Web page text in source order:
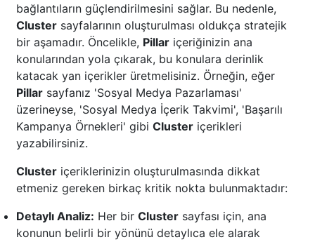
bağlantıların güçlendirilmesini sağlar. Bu nedenle,
Cluster sayfalarının oluşturulması oldukça stratejik
bir aşamadır. Öncelikle, Pillar içeriğinizin ana
konularından yola çıkarak, bu konulara derinlik
katacak yan içerikler üretmelisiniz. Örneğin, eğer
Pillar sayfanız 'Sosyal Medya Pazarlaması'
üzerineyse, 'Sosyal Medya İçerik Takvimi', 'Başarılı
Kampanya Örnekleri' gibi Cluster içerikleri
yazabilirsiniz.
Cluster içeriklerinizin oluşturulmasında dikkat
etmeniz gereken birkaç kritik nokta bulunmaktadır:
Detaylı Analiz: Her bir Cluster sayfası için, ana
konunun belirli bir yönünü detaylıca ele alarak